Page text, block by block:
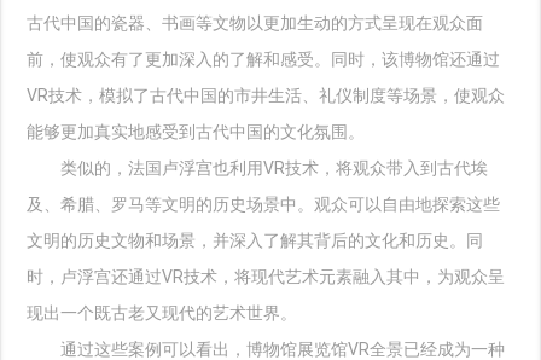
古代中国的瓷器、书画等文物以更加生动的方式呈现在观众面
前，使观众有了更加深入的了解和感受。同时，该博物馆还通过
VR技术，模拟了古代中国的市井生活、礼仪制度等场景，使观众
能够更加真实地感受到古代中国的文化氛围。
类似的，法国卢浮宫也利用VR技术，将观众带入到古代埃
及、希腊、罗马等文明的历史场景中。观众可以自由地探索这些
文明的历史文物和场景，并深入了解其背后的文化和历史。同
时，卢浮宫还通过VR技术，将现代艺术元素融入其中，为观众呈
现出一个既古老又现代的艺术世界。
通过这些案例可以看出，博物馆展览馆VR全景已经成为一种